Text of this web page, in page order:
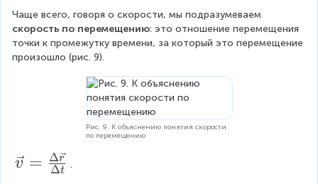
a
x
el
t
a
y
r
t
{
\
2
{
\
D
el
=
Чаще всего, говоря о скорости, мы подразумеваем
скорость по перемещению: это отношение перемещения
точки к промежутку времени, за который это перемещение
произошло (рис. 9).
Рис. 9. К объяснению понятия скорости
по перемещению
\
v = Δt
Δr
.